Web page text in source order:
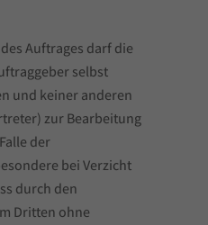
Auftrages darf die
selbst
und keiner anderen
zur Bearbeitung
der
bei Verzicht
durch den
Dritten ohne